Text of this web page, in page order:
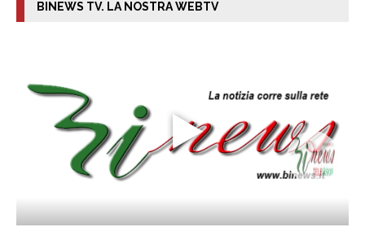
BINEWS TV. LA NOSTRA WEBTV